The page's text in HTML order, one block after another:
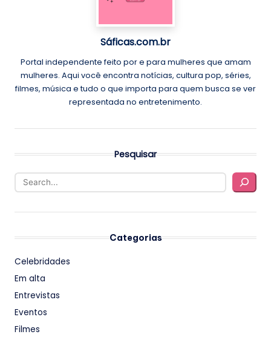
Sáficas.com.br
Portal independente feito por e para mulheres que amam
mulheres. Aqui você encontra notícias, cultura pop, séries,
filmes, música e tudo o que importa para quem busca se ver
representada no entretenimento.
Pesquisar
Categorias
Celebridades
Em alta
Entrevistas
Eventos
Filmes